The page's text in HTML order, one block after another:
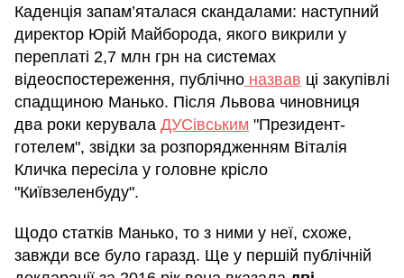
Каденція запам’яталася скандалами: наступний
директор Юрій Майборода, якого викрили у
переплаті 2,7 млн грн на системах
відеоспостереження, публічно назвав ці закупівлі
спадщиною Манько. Після Львова чиновниця
два роки керувала ДУСівським "Президент-
готелем", звідки за розпорядженням Віталія
Кличка пересіла у головне крісло
"Київзеленбуду".
Щодо статків Манько, то з ними у неї, схоже,
завжди все було гаразд. Ще у першій публічній